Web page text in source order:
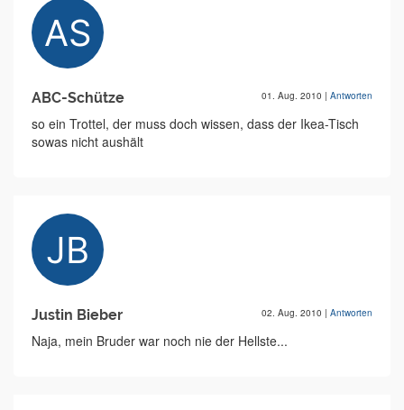
ABC-Schütze 01. Aug. 2010 | Antworten
so ein Trottel, der muss doch wissen, dass der Ikea-Tisch
sowas nicht aushält
Justin Bieber 02. Aug. 2010 | Antworten
Naja, mein Bruder war noch nie der Hellste...